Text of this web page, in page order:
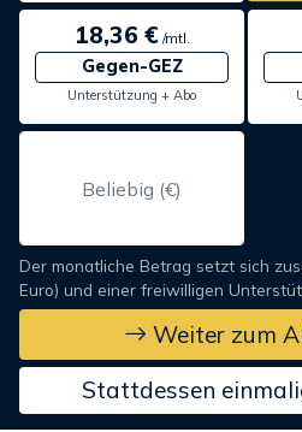
18,36 €/mtl.
Gegen-GEZ
Unterstützung + Abo
Der monatliche Betrag setzt sich
Euro) und einer freiwilligen
Weiter zum
Stattdessen